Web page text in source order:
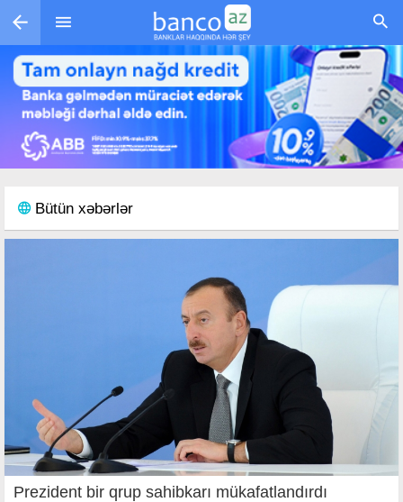
Skip to main content
Bütün xəbərlər
Prezident bir qrup sahibkarı mükafatlandırdı